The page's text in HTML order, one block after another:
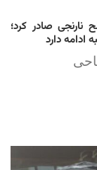
صادر کرد؛
ادامه دارد